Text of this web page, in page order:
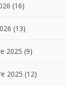
(16)
(13)
2025 (9)
2025 (12)